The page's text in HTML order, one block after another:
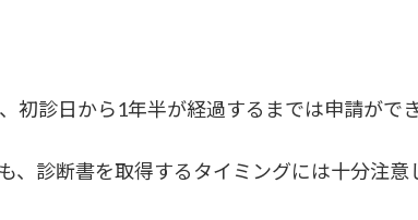
診日から1年半が経過するまでは申請がで
診断書を取得するタイミングには十分注意